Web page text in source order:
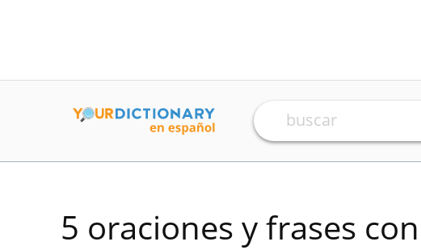
5 oraciones y frases con